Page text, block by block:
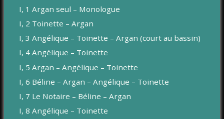
I, 1 Argan seul – Monologue
I, 2 Toinette – Argan
I, 3 Angélique – Toinette – Argan (court au bassin)
I, 4 Angélique – Toinette
I, 5 Argan – Angélique – Toinette
I, 6 Béline – Argan – Angélique – Toinette
I, 7 Le Notaire – Béline – Argan
I, 8 Angélique – Toinette